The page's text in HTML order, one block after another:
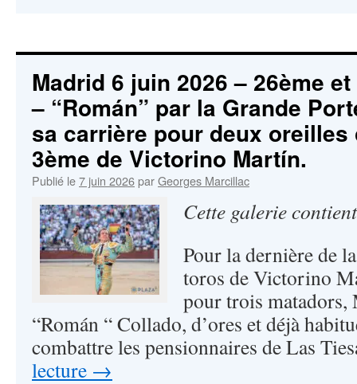
Madrid 6 juin 2026 – 26ème
– “Román” par la Grande
sa carrière pour deux oreilles
3ème de Victorino Martín.
Publié le7 juin 2026parGeorges Marcillac
Cette galerie
Pour la dernière de
toros de Victorino
pour trois matadors,
“Román “ Collado, d’ores et déjà
combattre les pensionnaires de Las
lecture →